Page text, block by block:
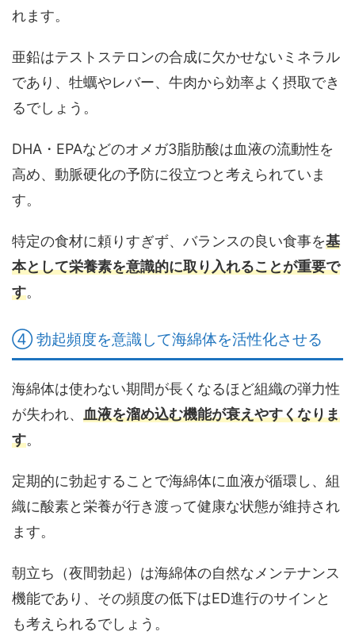
れます。
亜鉛はテストステロンの合成に欠かせないミネラル
であり、牡蠣やレバー、牛肉から効率よく摂取でき
るでしょう。
DHA・EPAなどのオメガ3脂肪酸は血液の流動性を
高め、動脈硬化の予防に役立つと考えられていま
す。
特定の食材に頼りすぎず、バランスの良い食事を基
本として栄養素を意識的に取り入れることが重要で
す。
④ 勃起頻度を意識して海綿体を活性化させる
海綿体は使わない期間が長くなるほど組織の弾力性
が失われ、 血液を溜め込む機能が衰えやすくなりま
す。
定期的に勃起することで海綿体に血液が循環し、 組
織に酸素と栄養が行き渡って健康な状態が維持され
ます。
朝立ち（夜間勃起）は海綿体の自然なメンテナンス
機能であり、その頻度の低下はED進行のサインと
も考えられるでしょう。